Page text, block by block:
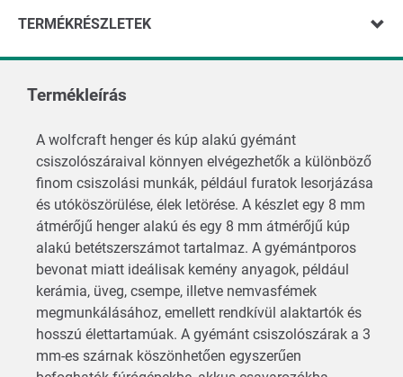
TERMÉKRÉSZLETEK
Termékleírás
A wolfcraft henger és kúp alakú gyémánt
csiszolószáraival könnyen elvégezhetők a különböző
finom csiszolási munkák, például furatok lesorjázása
és utóköszörülése, élek letörése. A készlet egy 8 mm
átmérőjű henger alakú és egy 8 mm átmérőjű kúp
alakú betétszerszámot tartalmaz. A gyémántporos
bevonat miatt ideálisak kemény anyagok, például
kerámia, üveg, csempe, illetve nemvasfémek
megmunkálásához, emellett rendkívül alaktartók és
hosszú élettartamúak. A gyémánt csiszolószárak a 3
mm-es szárnak köszönhetően egyszerűen